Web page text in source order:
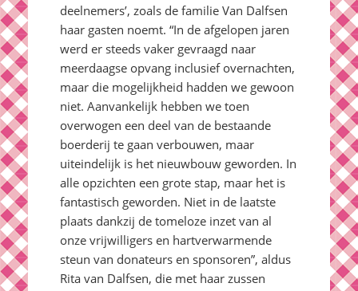
deelnemers’, zoals de familie Van Dalfsen
haar gasten noemt. “In de afgelopen jaren
werd er steeds vaker gevraagd naar
meerdaagse opvang inclusief overnachten,
maar die mogelijkheid hadden we gewoon
niet. Aanvankelijk hebben we toen
overwogen een deel van de bestaande
boerderij te gaan verbouwen, maar
uiteindelijk is het nieuwbouw geworden. In
alle opzichten een grote stap, maar het is
fantastisch geworden. Niet in de laatste
plaats dankzij de tomeloze inzet van al
onze vrijwilligers en hartverwarmende
steun van donateurs en sponsoren”, aldus
Rita van Dalfsen, die met haar zussen